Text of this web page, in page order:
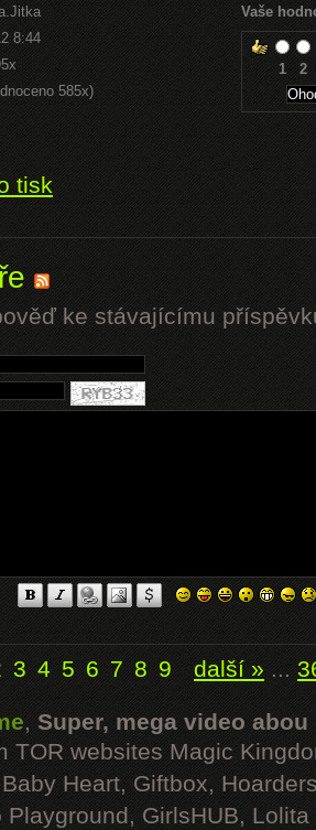
8:44
585x)
Vaše
1 2
tisk
ke stávajícímu
3 4 5 6 7 8 9 další » ...
, Super, mega video abou
TOR websites Magic
Heart, Giftbox,
Playground, GirlsHUB, Lolita